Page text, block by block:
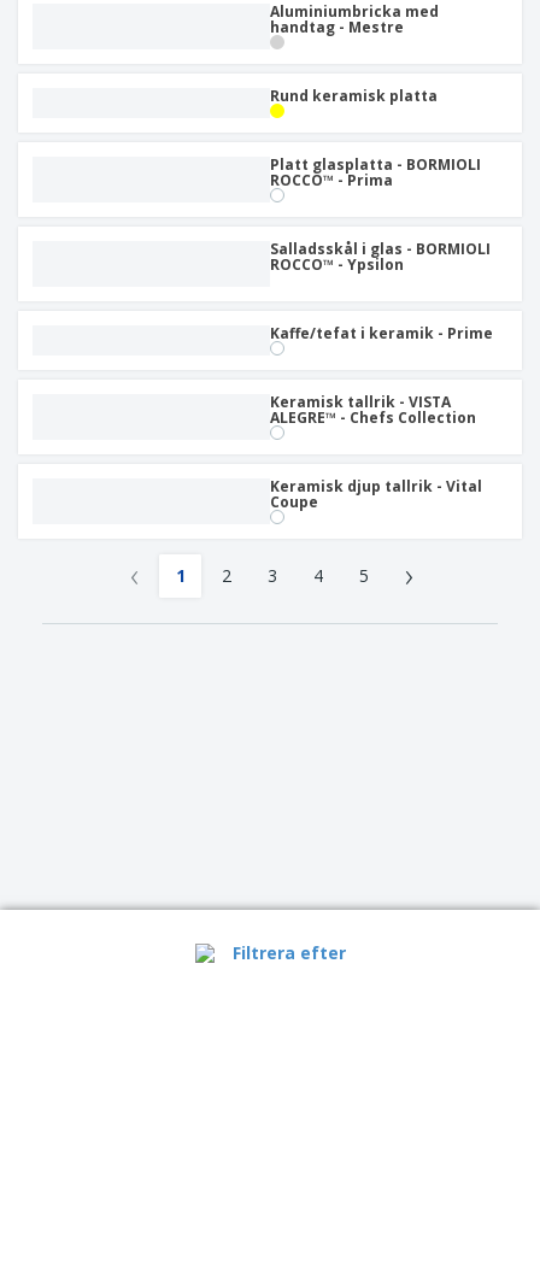
Filtrera efter
Aluminiumbricka med
handtag - Mestre
Rund keramisk platta
Platt glasplatta - BORMIOLI
ROCCO™ - Prima
Salladsskål i glas - BORMIOLI
ROCCO™ - Ypsilon
Kaffe/tefat i keramik - Prime
Keramisk tallrik - VISTA
ALEGRE™ - Chefs Collection
Keramisk djup tallrik - Vital
Coupe
‹ 1 2 3 4 5 ›